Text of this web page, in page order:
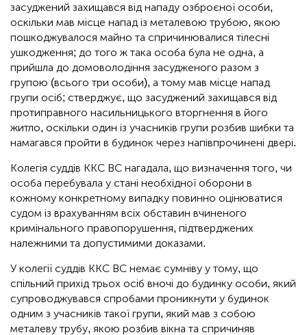
засуджений захищався від нападу озброєної особи,
оскільки мав місце напад із металевою трубою, якою
пошкоджувалося майно та спричинювалися тілесні
ушкодження; до того ж така особа була не одна, а
прийшла до домоволодіння засудженого разом з
групою (всього три особи), а тому мав місце напад
групи осіб; стверджує, що засуджений захищався від
протиправного насильницького вторгнення в його
житло, оскільки один із учасників групи розбив шибки та
намагався пройти в будинок через напівпрочинені двері.
Колегія суддів ККС ВС нагадала, що визначення того, чи
особа перебувала у стані необхідної оборони в
кожному конкретному випадку повинно оцінюватися
судом із врахуванням всіх обставин вчиненого
кримінального правопорушення, підтверджених
належними та допустимими доказами.
У колегії суддів ККС ВС немає сумніву у тому, що
спільний прихід трьох осіб вночі до будинку особи, який
супроводжувався спробами проникнути у будинок
одним з учасників такої групи, який мав з собою
металеву трубу, якою розбив вікна та спричиняв